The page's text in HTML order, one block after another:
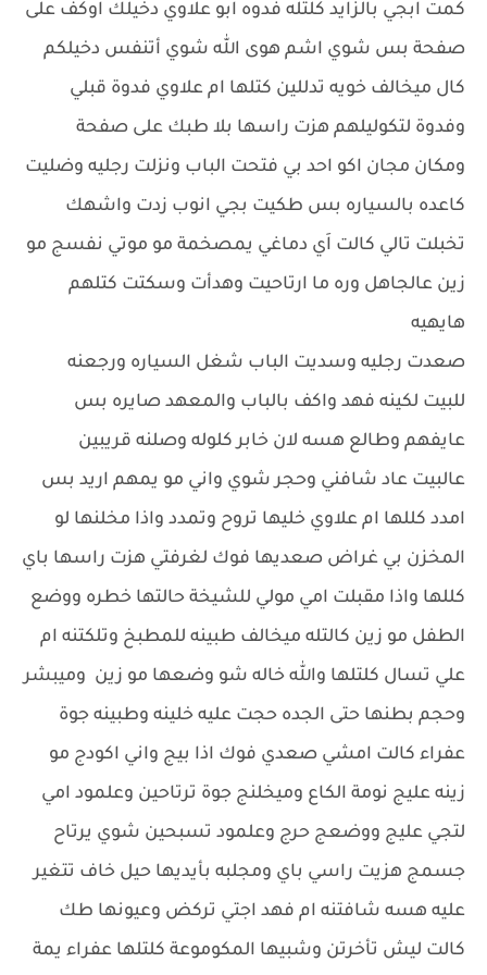
كمت ابجي بالزايد كلتله فدوه ابو علاوي دخيلك اوكف على
صفحة بس شوي اشم هوى الله شوي أتنفس دخيلكم
كال ميخالف خويه تدللين كتلها ام علاوي فدوة قبلي
وفدوة لتكوليلهم هزت راسها بلا طبك على صفحة
ومكان مجان اكو احد بي فتحت الباب ونزلت رجليه وضليت
كاعده بالسياره بس طكيت بجي انوب زدت واشهك
تخبلت تالي كالت اَي دماغي يمصخمة مو موتي نفسج مو
زين عالجاهل وره ما ارتاحيت وهدأت وسكتت كتلهم
هايهيه
صعدت رجليه وسديت الباب شغل السياره ورجعنه
للبيت لكينه فهد واكف بالباب والمعهد صايره بس
عايفهم وطالع هسه لان خابر كلوله وصلنه قريبين
عالبيت عاد شافني وحجر شوي واني مو يمهم اريد بس
امدد كللها ام علاوي خليها تروح وتمدد واذا مخلنها لو
المخزن بي غراض صعديها فوك لغرفتي هزت راسها باي
كللها واذا مقبلت امي مولي للشيخة حالتها خطره ووضع
الطفل مو زين كالتله ميخالف طبينه للمطبخ وتلكتنه ام
علي تسال كلتلها والله خاله شو وضعها مو زين وميبشر
وحجم بطنها حتى الجده حجت عليه خلينه وطبينه جوة
عفراء كالت امشي صعدي فوك اذا بيج واني اكودج مو
زينه عليج نومة الكاع وميخلنج جوة ترتاحين وعلمود امي
لتجي عليج ووضعج حرج وعلمود تسبحين شوي يرتاح
جسمج هزيت راسي باي ومجلبه بأيديها حيل خاف تتغير
عليه هسه شافتنه ام فهد اجتي تركض وعيونها طك
كالت ليش تأخرتن وشبيها المكوموعة كلتلها عفراء يمة